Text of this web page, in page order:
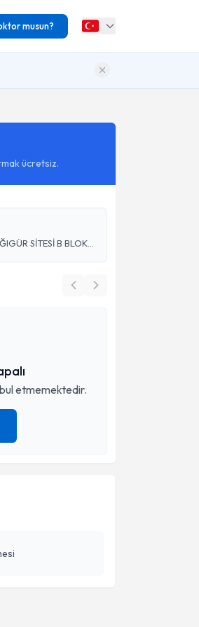
musun?
ücretsiz.
BARIŞ MAH. ÜSTÜN SOKAK BAĞKENT IŞIĞIGÜR SİTESİ B BLOK NO:17 K:1 D:2
etmemektedir.